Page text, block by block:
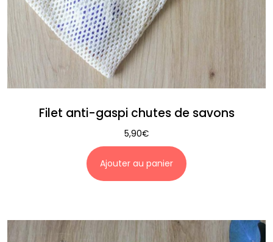
Filet anti-gaspi chutes de savons
5,90€
Ajouter au panier